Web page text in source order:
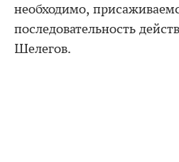
необходимо,
последовательность
Шелегов.